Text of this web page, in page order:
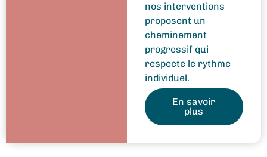
nos interventions
proposent un
cheminement
progressif qui
respecte le rythme
individuel.
En savoir
plus